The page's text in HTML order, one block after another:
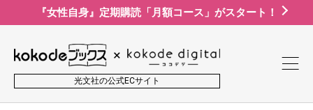
『女性自身』定期購読「月額コース」がスタート！
光文社の公式ECサイト